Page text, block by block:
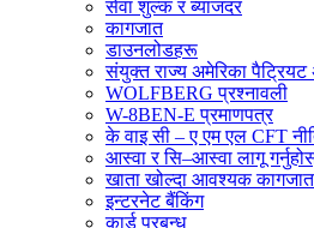
सेवा शुल्क र ब्याजदर
कागजात
डाउनलोडहरू
संयुक्त राज्य अमेरिका पैट्रियट
WOLFBERG प्रश्नावली
W-8BEN-E प्रमाणपत्र
के वाइ सी – ए एम एल CFT
आस्वा र सि–आस्वा लागू
खाता खोल्दा आवश्यक
इन्टरनेट बैंकिंग
कार्ड प्रबन्ध